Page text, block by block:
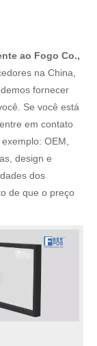
ao Fogo Co.,
na China,
fornecer
Se você está
, entre em contato
OEM,
design e
dos
de que o preço